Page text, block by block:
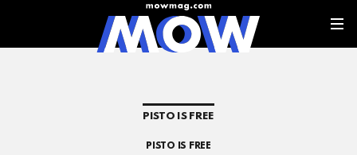
PISTO IS FREE
PISTO IS FREE